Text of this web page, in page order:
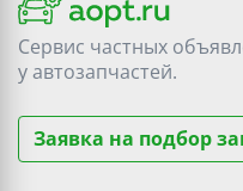
Сервис частных
уавтозапчастей.
Заявка на подбор